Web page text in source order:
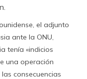
el adjunto
ante la ONU,
tenía «indicios
una operación
consecuencias